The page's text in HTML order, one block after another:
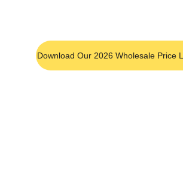
Download Our 2026 Wholesale Price